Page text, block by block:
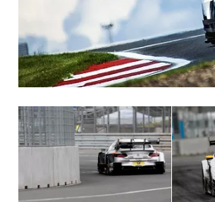
DTM